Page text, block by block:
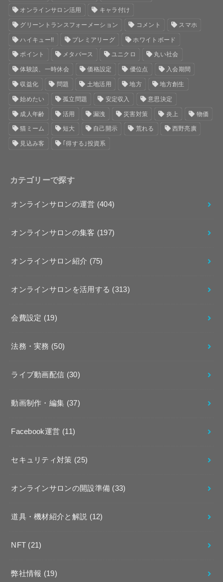
オンラインサロン活用 キャラ付け
グリーントランスフォーメーション コメント スマホ
ハイキュー!! プレミアリーグ ホワイトボード
ポイント メタバース ユニクロ 丸い社会
体験談、一時休会 価格設定 優位点 入会期間
収益化 問題 土地活用 地方 地方創生
始めたい 孤立問題 安定収入 意思決定
成人年齢 活用 漏洩 災害対策 炎上 物価
猫ミーム 短大 自己開示 荒れる 西野亮廣
見込み客 ｢得する｣投資系
カテゴリーで探す
オンラインサロンの運営 (404)
オンラインサロンの集客 (197)
オンラインサロン紹介 (75)
オンラインサロンを活用する (313)
会費設定 (19)
法務・実務 (50)
ライブ動画配信 (30)
動画制作・編集 (37)
Facebook運営 (11)
セキュリティ対策 (25)
オンラインサロンの開設準備 (33)
道具・機材紹介と解説 (12)
NFT (21)
弊社情報 (19)